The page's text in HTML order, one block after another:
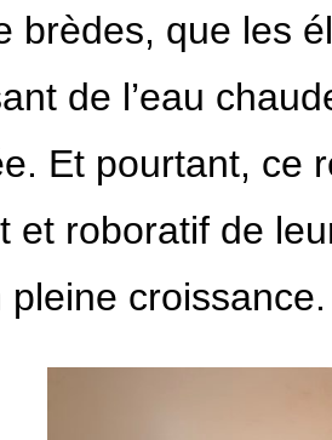
brèdes, que les
de l’eau
Et pourtant, ce
et roboratif de
pleine croissance.